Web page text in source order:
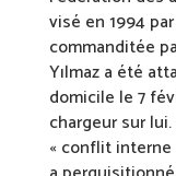
visé en 1994
commanditée
Yılmaz a été
domicile le 7
chargeur sur
« conflit interne